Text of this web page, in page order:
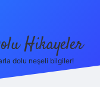
Hikayeler
dolu neşeli bilgiler!